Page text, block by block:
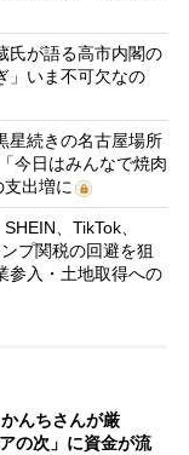
氏が語る高市内閣の
いま不可欠なの
星続きの名古屋場所
今日はみんなで焼肉
出増に
、TikTok、
プ関税の回避を狙
入・土地取得への
かんちさんが厳
の次」に資金が流